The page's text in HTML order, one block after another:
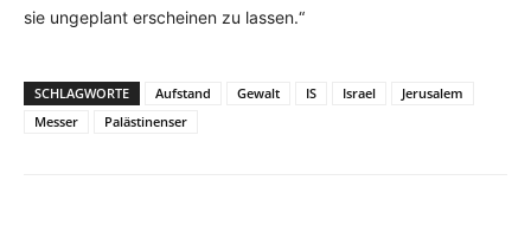
sie ungeplant erscheinen zu lassen.“
SCHLAGWORTE Aufstand Gewalt IS Israel
Jerusalem
Messer
Palästinenser